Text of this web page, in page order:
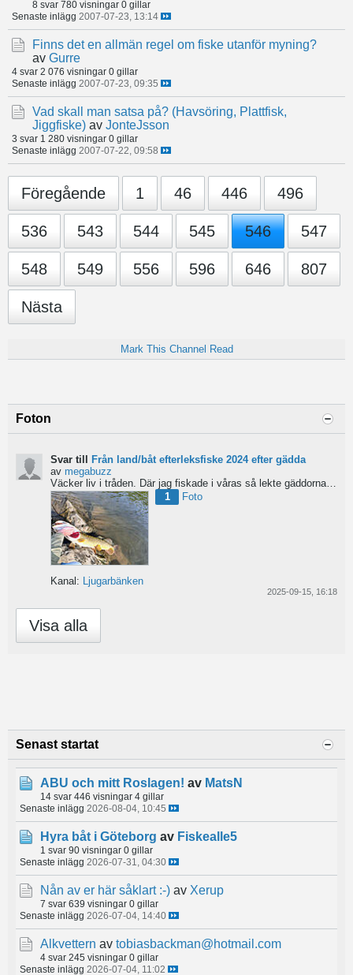
8 svar 780 visningar 0 gillar
Senaste inlägg 2007-07-23, 13:14
Finns det en allmän regel om fiske utanför myning?
av Gurre
4 svar 2 076 visningar 0 gillar
Senaste inlägg 2007-07-23, 09:35
Vad skall man satsa på? (Havsöring, Plattfisk,
Jiggfiske) av JonteJsson
3 svar 1 280 visningar 0 gillar
Senaste inlägg 2007-07-22, 09:58
Föregående 1 46 446 496
536 543 544 545 546 547
548 549 556 596 646 807
Nästa
Mark This Channel Read
Foton
Svar till
Från land/båt efterleksfiske 2024 efter gädda
av megabuzz
Väcker liv i tråden. Där jag fiskade i våras så lekte gäddorna från början av mars hela vägen in i juni...
1
Foto
Kanal: Ljugarbänken
2025-09-15, 16:18
Visa alla
Senast startat
ABU och mitt Roslagen! av MatsN
14 svar 446 visningar 4 gillar
Senaste inlägg 2026-08-04, 10:45
Hyra båt i Göteborg av Fiskealle5
1 svar 90 visningar 0 gillar
Senaste inlägg 2026-07-31, 04:30
Nån av er här såklart :-) av Xerup
7 svar 639 visningar 0 gillar
Senaste inlägg 2026-07-04, 14:40
Alkvettern av tobiasbackman@hotmail.com
4 svar 245 visningar 0 gillar
Senaste inlägg 2026-07-04, 11:02